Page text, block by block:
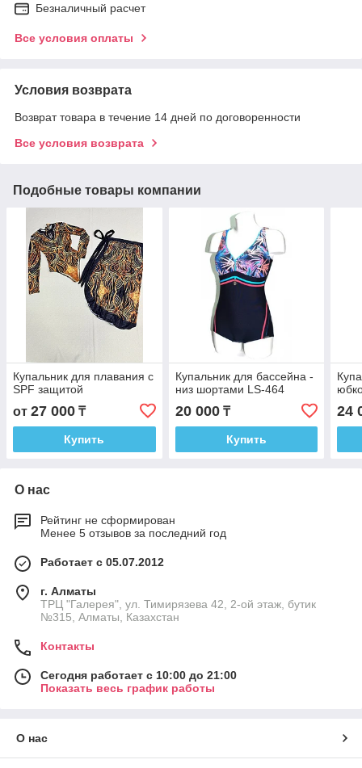
Безналичный расчет
Все условия оплаты
Условия возврата
Возврат товара в течение 14 дней по договоренности
Все условия возврата
Подобные товары компании
Купальник для плавания с
SPF защитой
от 27 000 ₸
Купить
Купальник для бассейна -
низ шортами LS-464
20 000₸
Купить
24
О нас
Рейтинг не сформирован
Менее 5 отзывов за последний год
Работает с 05.07.2012
г. Алматы
ТРЦ "Галерея", ул. Тимирязева 42, 2-ой этаж, бутик
№315, Алматы, Казахстан
Контакты
Сегодня работает с 10:00 до 21:00
Показать весь график работы
О нас